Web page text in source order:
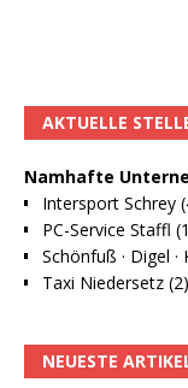
AKTUELLE
Namhafte
Intersport Schrey
PC-Service Staffl
Schönfuß · Digel
Taxi Niedersetz (2)
NEUESTE